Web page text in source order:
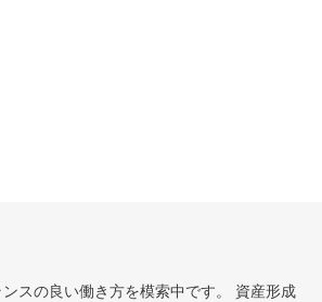
スの良い働き方を模索中です。 資産形成